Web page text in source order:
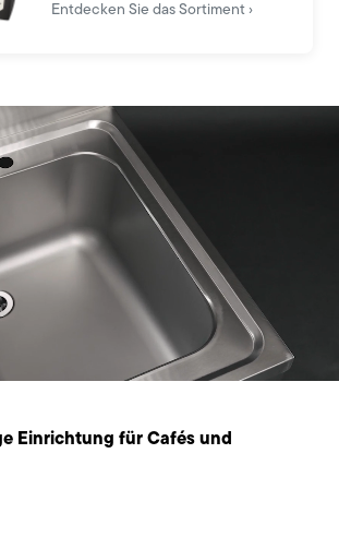
Entdecken Sie das Sortiment
Einrichtung für Cafés und